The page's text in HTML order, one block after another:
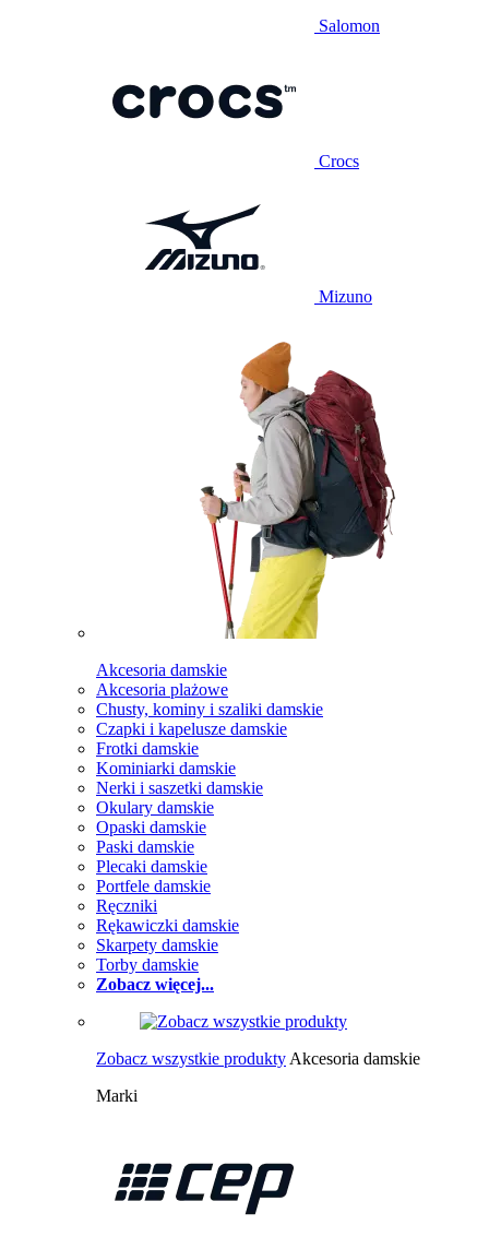
Salomon
Crocs
Mizuno
Akcesoria damskie
Akcesoria plażowe
Chusty, kominy i szaliki damskie
Czapki i kapelusze damskie
Frotki damskie
Kominiarki damskie
Nerki i saszetki damskie
Okulary damskie
Opaski damskie
Paski damskie
Plecaki damskie
Portfele damskie
Ręczniki
Rękawiczki damskie
Skarpety damskie
Torby damskie
Zobacz więcej...
Zobacz wszystkie produkty Akcesoria damskie
Marki